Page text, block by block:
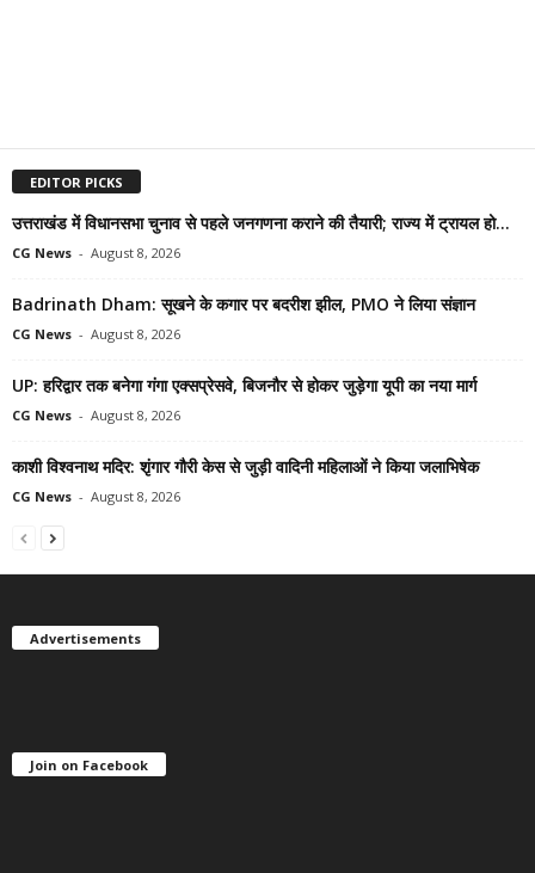
EDITOR PICKS
उत्तराखंड में विधानसभा चुनाव से पहले जनगणना कराने की तैयारी; राज्य में ट्रायल हो...
CG News - August 8, 2026
Badrinath Dham: सूखने के कगार पर बदरीश झील, PMO ने लिया संज्ञान
CG News - August 8, 2026
UP: हरिद्वार तक बनेगा गंगा एक्सप्रेसवे, बिजनौर से होकर जुड़ेगा यूपी का नया मार्ग
CG News - August 8, 2026
काशी विश्वनाथ मदिर: शृंगार गौरी केस से जुड़ी वादिनी महिलाओं ने किया जलाभिषेक
CG News - August 8, 2026
Advertisements
Join on Facebook